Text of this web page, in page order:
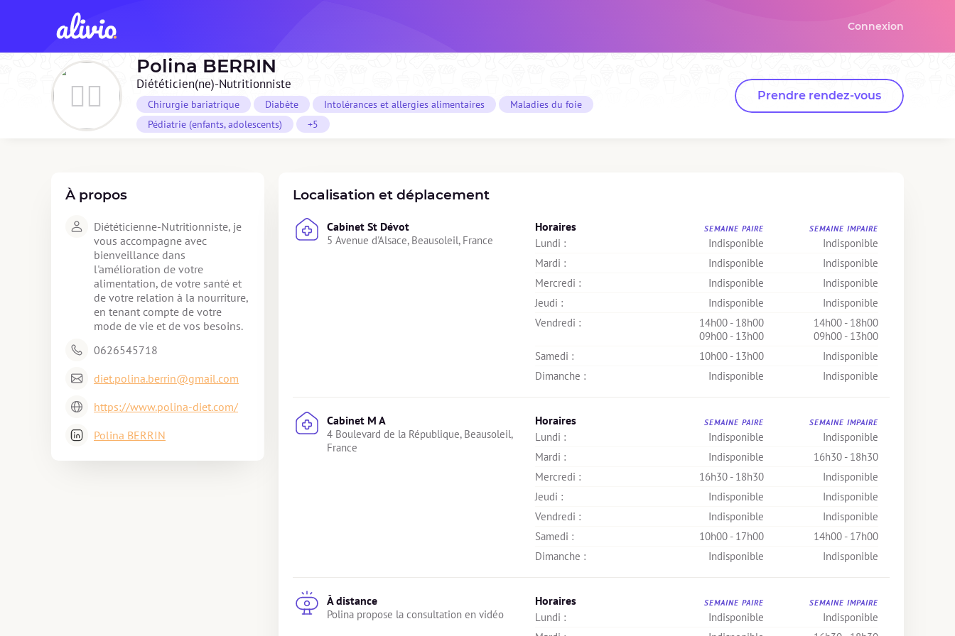
Connexion
Polina BERRIN
Diététicien(ne)-Nutritionniste
Chirurgie bariatrique Diabète Intolérances et allergies alimentaires
Maladies du foie
Pédiatrie (enfants, adolescents)
+5
Prendre rendez-vous
À propos
Diététicienne-Nutritionniste, je
vous accompagne avec
bienveillance dans
l'amélioration de votre
alimentation, de votre santé et
de votre relation à la nourriture,
en tenant compte de votre
mode de vie et de vos besoins.
0626545718
diet.polina.berrin@gmail.com
https://www.polina-diet.com/
Polina BERRIN
Localisation et déplacement
Cabinet St Dévot
5 Avenue d'Alsace, Beausoleil, France
Horaires SEMAINE PAIRE SEMAINE IMPAIRE
Lundi : Indisponible
Indisponible
Mardi :
Indisponible
Indisponible
Mercredi :
Indisponible
Indisponible
Jeudi :
Indisponible
Indisponible
Vendredi :
14h00 - 18h00
09h00 - 13h00
14h00 - 18h00
09h00 - 13h00
Samedi :
10h00 - 13h00
Indisponible
Dimanche :
Indisponible Indisponible
Cabinet M A
4 Boulevard de la République, Beausoleil,
France
Horaires SEMAINE PAIRE SEMAINE IMPAIRE
Lundi : Indisponible
Indisponible
Mardi :
Indisponible
16h30 - 18h30
Mercredi :
16h30 - 18h30
Indisponible
Jeudi :
Indisponible
Indisponible
Vendredi :
Indisponible
Indisponible
Samedi :
10h00 - 17h00
14h00 - 17h00
Dimanche :
Indisponible Indisponible
À distance
Polina propose la consultation en vidéo
Horaires SEMAINE PAIRE SEMAINE IMPAIRE
Lundi : Indisponible
Indisponible